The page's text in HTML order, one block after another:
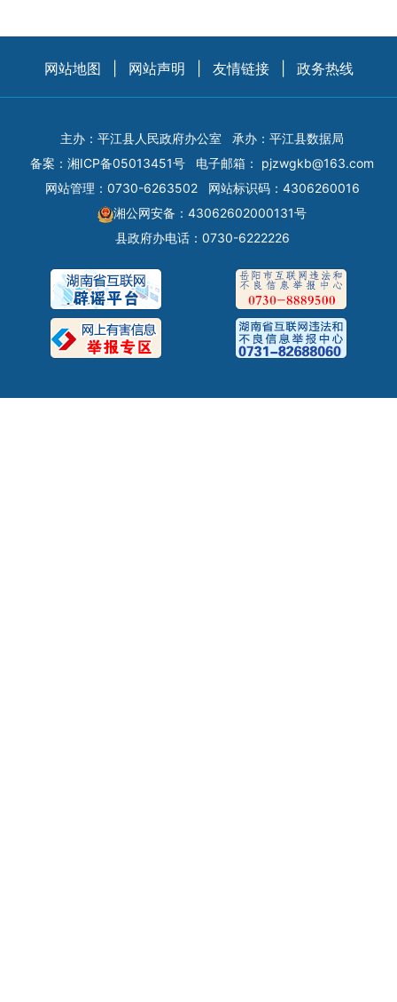
网站地图 网站声明 友情链接 政务热线
主办：平江县人民政府办公室
承办：平江县数据局
备案： 湘ICP备05013451号 电子邮箱： pjzwgkb@163.com
网站管理：0730-6263502
网站标识码：4306260016
湘公网安备：43062602000131号
县政府办电话：0730-6222226